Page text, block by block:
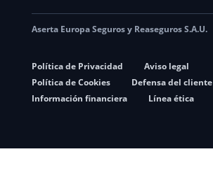
Aserta Europa Seguros y Reaseguros S.A.U.
Política de Privacidad
Aviso legal
Política de Cookies
Defensa del cliente
Información financiera
Línea ética